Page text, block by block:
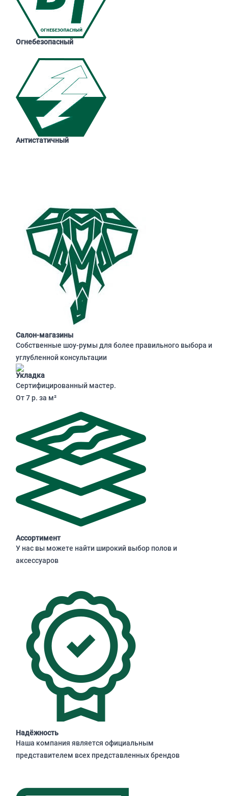
Огнебезопасный
Антистатичный
Салон-магазины
Собственные шоу-румы для более правильного выбора и
углубленной консультации
Укладка
Сертифицированный мастер.
От 7 р. за м²
Ассортимент
У нас вы можете найти широкий выбор полов и
аксессуаров
Надёжность
Наша компания является официальным
представителем всех представленных брендов